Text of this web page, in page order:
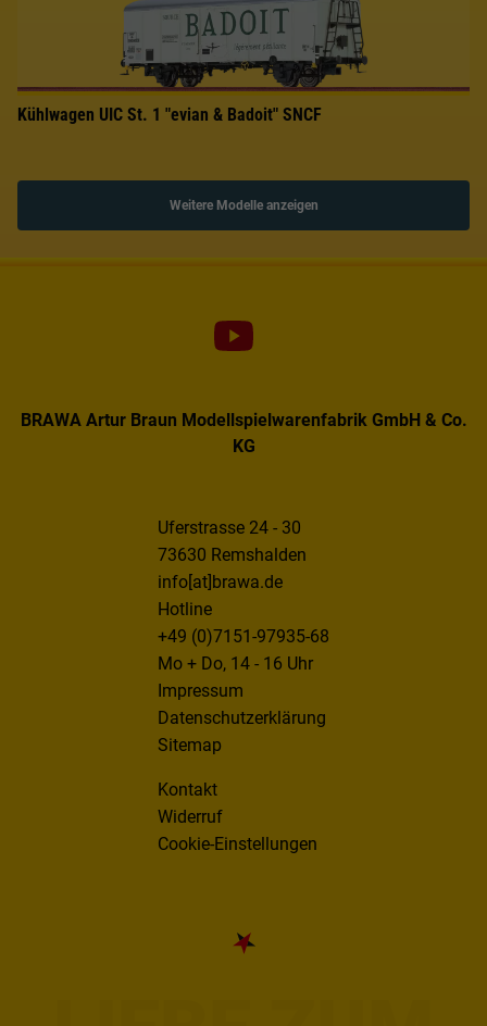
Kühlwagen UIC St. 1 "evian & Badoit" SNCF
Weitere Modelle anzeigen
BRAWA Artur Braun Modellspielwarenfabrik GmbH & Co.
KG
Uferstrasse 24 - 30
73630 Remshalden
info[at]brawa.de
Hotline
+49 (0)7151-97935-68
Mo + Do, 14 - 16 Uhr
Impressum
Datenschutzerklärung
Sitemap
Kontakt
Widerruf
Cookie-Einstellungen